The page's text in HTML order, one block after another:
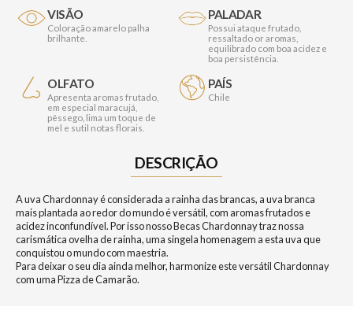
VISÃO
Coloração amarelo palha
brilhante.
PALADAR
Possui ataque frutado,
ressaltado or aromas,
equilibrado com boa acidez e
boa persistência.
OLFATO
Apresenta aromas frutado,
em especial maracujá,
pêssego, lima um toque de
mel e sutil notas florais.
PAÍS
Chile
DESCRIÇÃO
A uva Chardonnay é considerada a rainha das brancas, a uva branca
mais plantada ao redor do mundo é versátil, com aromas frutados e
acidez inconfundível. Por isso nosso Becas Chardonnay traz nossa
carismática ovelha de rainha, uma singela homenagem a esta uva que
conquistou o mundo com maestria.
Para deixar o seu dia ainda melhor, harmonize este versátil Chardonnay
com uma Pizza de Camarão.